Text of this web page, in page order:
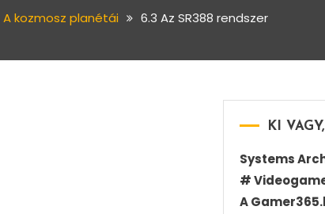
A kozmosz planétái 6.3 Az SR388 rendszer
KI
Systems
#
A